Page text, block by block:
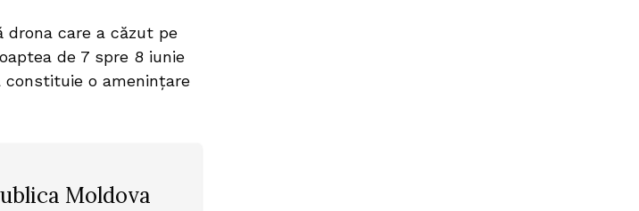
drona care a căzut pe
de 7 spre 8 iunie
constituie o amenințare
Moldova